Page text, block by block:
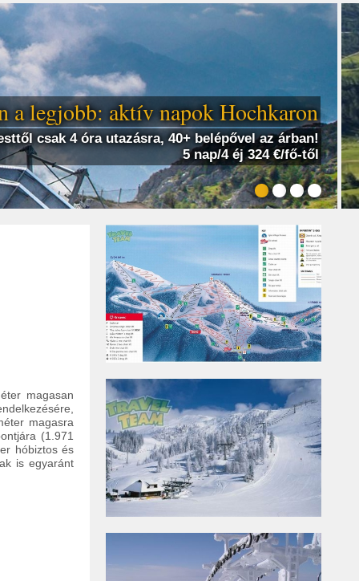
a legjobb: aktív napok Hochkaron
csak 4 óra utazásra, 40+ belépővel az árban!
5 nap/4 éj 324 €/fő-től
magasan
magasra
(1.971
hóbiztos és
is egyaránt